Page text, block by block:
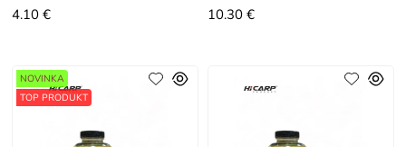
4.10 €
10.30 €
NOVINKA
TOP PRODUKT